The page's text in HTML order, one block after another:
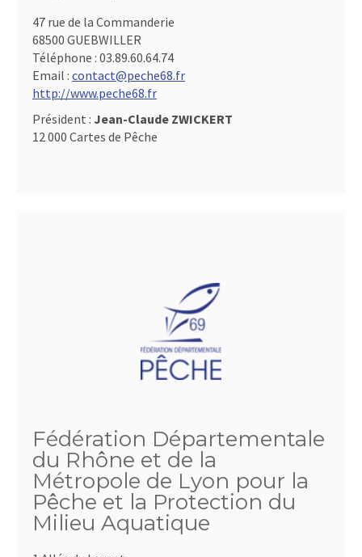
47 rue de la Commanderie
68500 GUEBWILLER
Téléphone : 03.89.60.64.74
Email : contact@peche68.fr
http://www.peche68.fr
Président : Jean-Claude ZWICKERT
12 000 Cartes de Pêche
Fédération Départementale
du Rhône et de la
Métropole de Lyon pour la
Pêche et la Protection du
Milieu Aquatique